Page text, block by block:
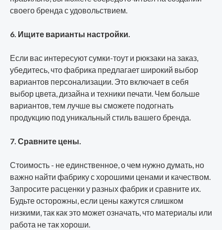
своего бренда с удовольствием.
6. Ищите варианты настройки.
Если вас интересуют сумки-тоут и рюкзаки на заказ,
убедитесь, что фабрика предлагает широкий выбор
вариантов персонализации. Это включает в себя
выбор цвета, дизайна и техники печати. Чем больше
вариантов, тем лучше вы сможете подогнать
продукцию под уникальный стиль вашего бренда.
7. Сравните цены.
Стоимость - не единственное, о чем нужно думать, но
важно найти фабрику с хорошими ценами и качеством.
Запросите расценки у разных фабрик и сравните их.
Будьте осторожны, если цены кажутся слишком
низкими, так как это может означать, что материалы или
работа не так хороши.